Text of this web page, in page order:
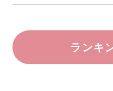
ランキ